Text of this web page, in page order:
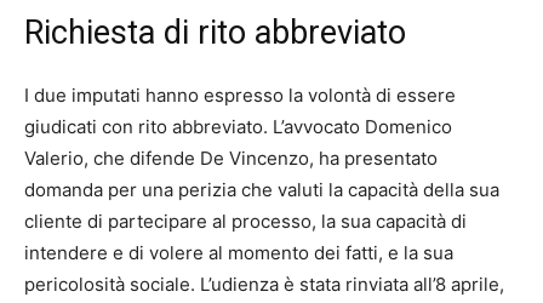
Richiesta di rito abbreviato
I due imputati hanno espresso la volontà di essere
giudicati con rito abbreviato. L’avvocato Domenico
Valerio, che difende De Vincenzo, ha presentato
domanda per una perizia che valuti la capacità della sua
cliente di partecipare al processo, la sua capacità di
intendere e di volere al momento dei fatti, e la sua
pericolosità sociale. L’udienza è stata rinviata all’8 aprile,